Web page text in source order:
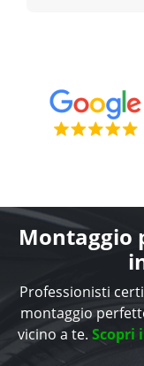
Montaggio
Professionisti
montaggio
vicino a te. Scopri